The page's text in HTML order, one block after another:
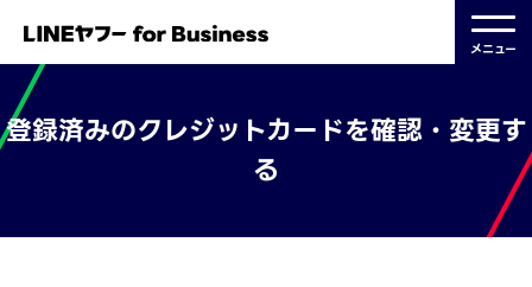
メニュー
登録済みのクレジットカードを確認・変更す
る